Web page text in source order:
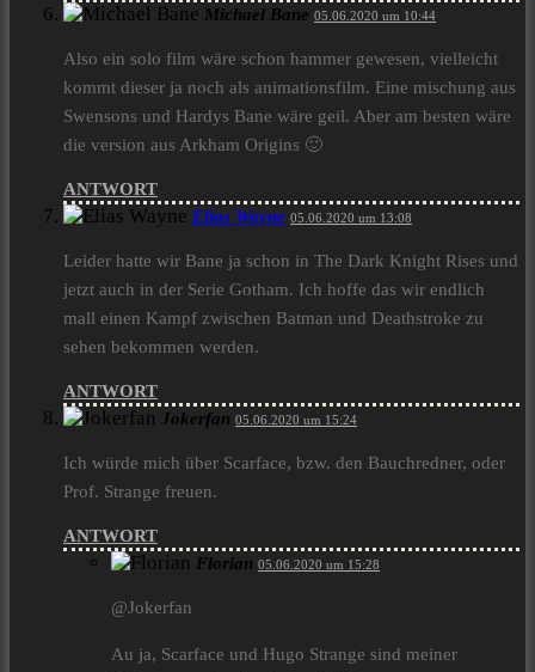
Michael Bane 05.06.2020 um 10:44
Also ein solo film wäre schon hammer gewesen, vielleicht
kommt dieser ja noch als animationsfilm. Eine mischung aus
Swensons und Hardys Bane wäre geil. Aber am besten wäre
die version aus Arkham Origins 🙂
ANTWORT
Elias Wayne 05.06.2020 um 13:08
Leider hatte wir Bane ja schon in The Dark Knight Rises und
jetzt auch in der Serie Gotham. Ich hoffe das wir endlich
mall einen Kampf zwischen Batman und Deathstroke zu
sehen bekommen werden.
ANTWORT
Jokerfan 05.06.2020 um 15:24
Ich würde mich über Scarface, bzw. den Bauchredner, oder
Prof. Strange freuen.
ANTWORT
Florian 05.06.2020 um 15:28
@Jokerfan
Au ja, Scarface und Hugo Strange sind meiner